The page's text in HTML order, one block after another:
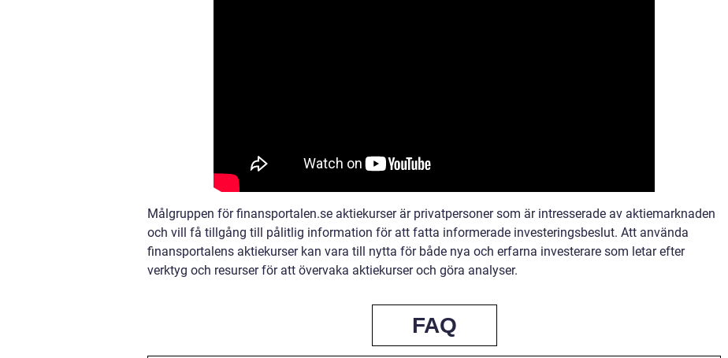
Målgruppen för finansportalen.se aktiekurser är privatpersoner som är intresserade av aktiemarknaden
och vill få tillgång till pålitlig information för att fatta informerade investeringsbeslut. Att använda
finansportalens aktiekurser kan vara till nytta för både nya och erfarna investerare som letar efter
verktyg och resurser för att övervaka aktiekurser och göra analyser.
FAQ